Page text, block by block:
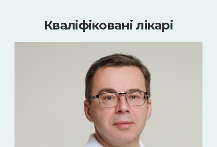
Кваліфіковані лікарі